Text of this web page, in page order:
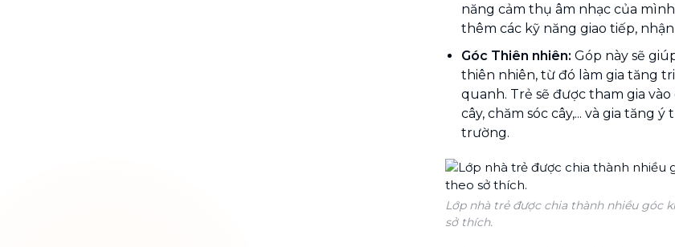
năng cảm thụ âm nhạc của
thêm các kỹ năng giao tiếp,
Góc Thiên nhiên: Góp này sẽ
thiên nhiên, từ đó làm gia tăng
quanh. Trẻ sẽ được tham gia
cây, chăm sóc cây,... và gia tăng
trường.
Lớp nhà trẻ được chia thành nhiều góc
sở thích.